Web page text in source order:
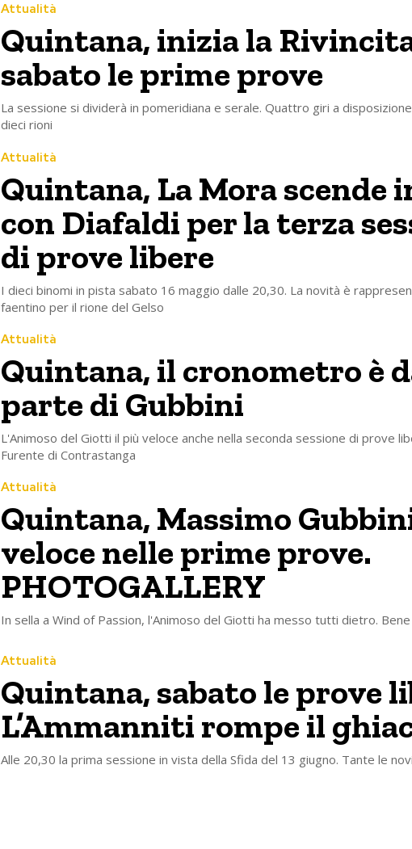
Attualità
Quintana, inizia la
sabato le prime prove
La sessione si dividerà in pomeridiana e serale. Quattro giri a
dieci rioni
Attualità
Quintana, La Mora scende
con Diafaldi per la terza
di prove libere
I dieci binomi in pista sabato 16 maggio dalle 20,30. La novità è
faentino per il rione del Gelso
Attualità
Quintana, il cronometro è
parte di Gubbini
L'Animoso del Giotti il più veloce anche nella seconda sessione di prove
Furente di Contrastanga
Attualità
Quintana, Massimo
veloce nelle prime prove.
PHOTOGALLERY
In sella a Wind of Passion, l'Animoso del Giotti ha messo tutti dietro.
Attualità
Quintana, sabato le prove
L’Ammanniti rompe il
Alle 20,30 la prima sessione in vista della Sfida del 13 giugno. Tante le